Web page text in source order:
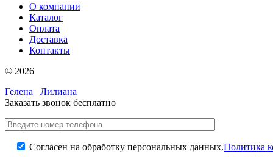
О компании
Каталог
Оплата
Доставка
Контакты
© 2026
Гелена
Лилиана
Заказать звонок бесплатно
Согласен на обработку персональных данных.Политика